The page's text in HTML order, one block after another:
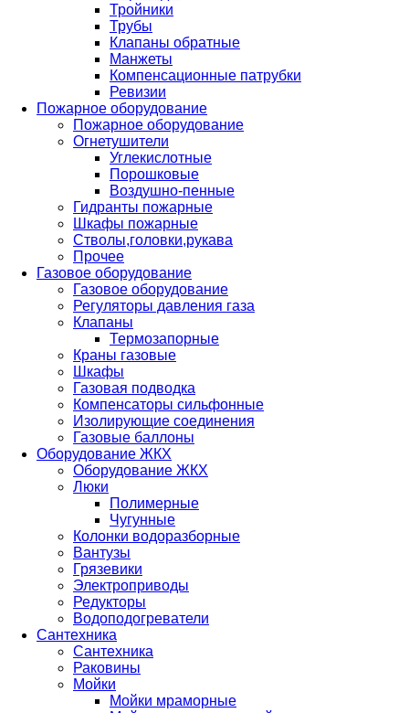
Тройники
Трубы
Клапаны обратные
Манжеты
Компенсационные патрубки
Ревизии
Пожарное оборудование
Пожарное оборудование
Огнетушители
Углекислотные
Порошковые
Воздушно-пенные
Гидранты пожарные
Шкафы пожарные
Стволы,головки,рукава
Прочее
Газовое оборудование
Газовое оборудование
Регуляторы давления газа
Клапаны
Термозапорные
Краны газовые
Шкафы
Газовая подводка
Компенсаторы сильфонные
Изолирующие соединения
Газовые баллоны
Оборудование ЖКХ
Оборудование ЖКХ
Люки
Полимерные
Чугунные
Колонки водоразборные
Вантузы
Грязевики
Электроприводы
Редукторы
Водоподогреватели
Сантехника
Сантехника
Раковины
Мойки
Мойки мраморные